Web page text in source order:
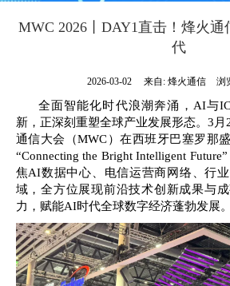
MWC 2026丨DAY1直击！烽火
代
2026-03-02 来自: 烽火通信 浏
全面智能化时代浪潮奔涌，AI与
新，正深刻重塑全球产业发展形态。3
通信大会（MWC）在西班牙巴塞罗那
“Connecting the Bright Intelligent
焦AI数据中心、电信运营商网络、行
域，全方位展现前沿技术创新成果与
力，赋能AI时代全球数字经济蓬勃发展。